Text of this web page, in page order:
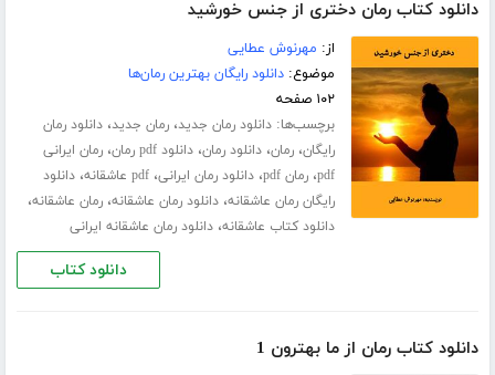
دانلود کتاب رمان دختری از جنس خورشید
از: مهرنوش عطایی
موضوع:دانلود رایگان بهترین رمان‌ها
۱۰۲ صفحه
برچسب‌ها:دانلود رمان جدید،رمان جدید،دانلود رمان
رایگان،رمان،دانلود رمان،دانلود pdf رمان ،رمان ایرانی
pdf،رمان pdf ،دانلود رمان ایرانی،pdf عاشقانه ،دانلود
رایگان رمان عاشقانه،دانلود رمان عاشقانه،رمان عاشقانه،
دانلود کتاب عاشقانه،دانلود رمان عاشقانه ایرانی
دانلود کتاب
دانلود کتاب رمان از ما بهترون 1